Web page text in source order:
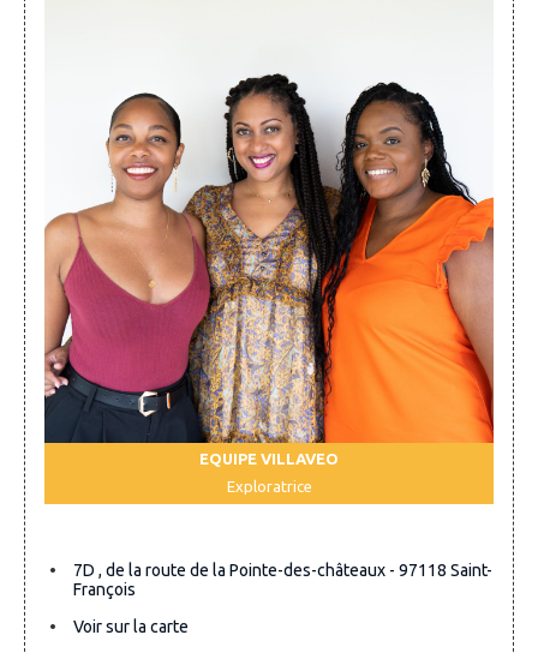
EQUIPE VILLAVEO
Exploratrice
7D , de la route de la Pointe-des-châteaux - 97118 Saint-
François
Voir sur la carte